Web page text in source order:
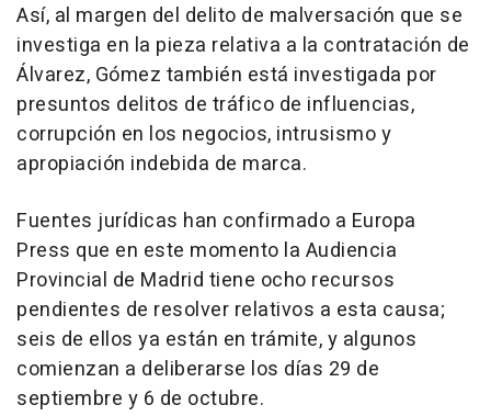
Así, al margen del delito de malversación que se
investiga en la pieza relativa a la contratación de
Álvarez, Gómez también está investigada por
presuntos delitos de tráfico de influencias,
corrupción en los negocios, intrusismo y
apropiación indebida de marca.
Fuentes jurídicas han confirmado a Europa
Press que en este momento la Audiencia
Provincial de Madrid tiene ocho recursos
pendientes de resolver relativos a esta causa;
seis de ellos ya están en trámite, y algunos
comienzan a deliberarse los días 29 de
septiembre y 6 de octubre.